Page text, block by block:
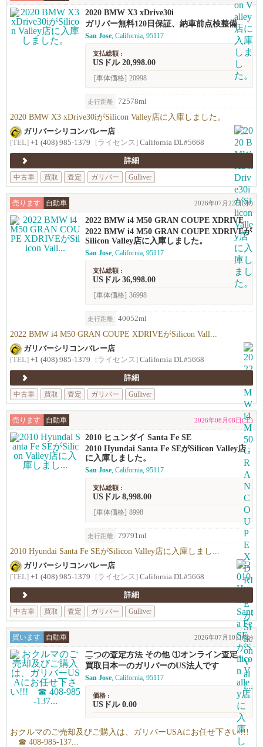
2020 BMW X3 xDrive30i
ガリバー無料120日保証、納車前点検整備
San Jose, California, 95117
支払総額 :
USドル 20,998.00
[車体価格] 20998
走行距離 72578ml
2020 BMW X3 xDrive30iがSilicon Valley店に入庫しました。
ガリバーシリコンバレー店
[TEL] +1 (408) 985-1379 [ライセンス] California DL#5668
詳細
中古車
買取 査定 ガリバー Gulliver
売ります 自動車 2026年07月22日(水)
2022 BMW i4 M50 GRAN COUPE XDRIVE
2022 BMW i4 M50 GRAN COUPE XDRIVEが
Silicon Valley店に入庫しました。
San Jose, California, 95117
支払総額 :
USドル 36,998.00
[車体価格] 36998
走行距離 40052ml
2022 BMW i4 M50 GRAN COUPE XDRIVEがSilicon Vall...
ガリバーシリコンバレー店
[TEL] +1 (408) 985-1379 [ライセンス] California DL#5668
詳細
中古車
買取 査定 ガリバー Gulliver
売ります 自動車 2026年08月08日(土)
2010 ヒュンダイ Santa Fe SE
2010 Hyundai Santa Fe SEがSilicon Valley店
に入庫しました。
San Jose, California, 95117
支払総額 :
USドル 8,998.00
[車体価格] 8998
走行距離 79791ml
2010 Hyundai Santa Fe SEがSilicon Valley店に入庫しまし...
ガリバーシリコンバレー店
[TEL] +1 (408) 985-1379 [ライセンス] California DL#5668
詳細
中古車
買取 査定 ガリバー Gulliver
買います 自動車 2026年07月10日(金)
二つの査定方法 その他 ①オンライン査定、
②御来店査定
買取日本一のガリバーのUS法人です
San Jose, California, 95117
価格 :
USドル 0.00
おクルマのご売却及びご購入は、ガリバーUSAにお任せ下さい!!!
☎ 408-985-137...